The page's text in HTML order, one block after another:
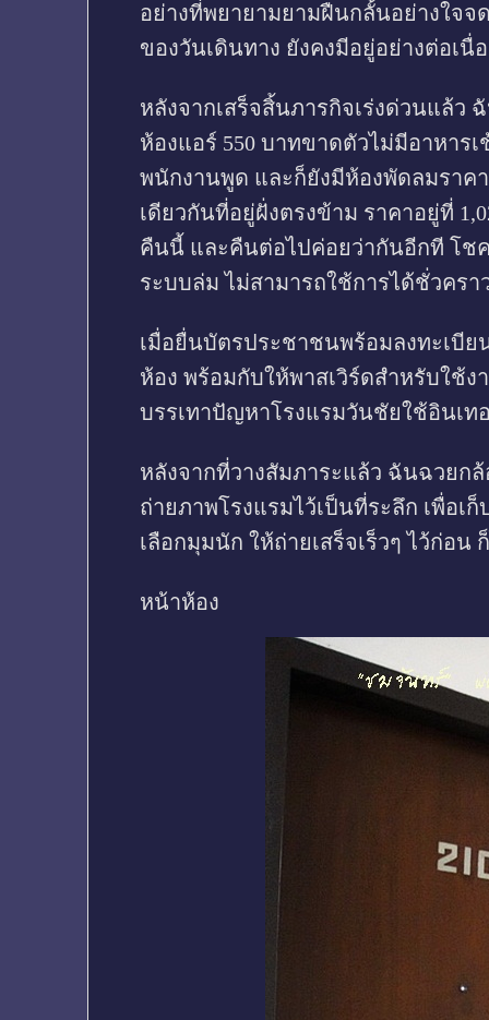
อย่างที่พยายามยามฝืนกลั้นอย่างใจจ
ของวันเดินทาง ยังคงมีอยู่อย่างต่อเนื่อ
หลังจากเสร็จสิ้นภารกิจเร่งด่วนแล้ว
ห้องแอร์ 550 บาทขาดตัวไม่มีอาหาร
พนักงานพูด และก็ยังมีห้องพัดลมราค
เดียวกันที่อยู่ฝั่งตรงข้าม ราคาอยู่ที่
คืนนี้ และคืนต่อไปค่อยว่ากันอีกที โช
ระบบล่ม ไม่สามารถใช้การได้ชั่วครา
เมื่อยื่นบัตรประชาชนพร้อมลงทะเบีย
ห้อง พร้อมกับให้พาสเวิร์ดสำหรับใช้
บรรเทาปัญหาโรงแรมวันชัยใช้อินเท
หลังจากที่วางสัมภาระแล้ว ฉันฉวยก
ถ่ายภาพโรงแรมไว้เป็นที่ระลึก เพื่อ
เลือกมุมนัก ให้ถ่ายเสร็จเร็วๆ ไว้ก่อน
หน้าห้อง